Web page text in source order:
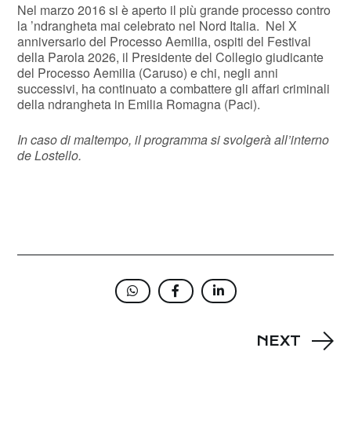
Nel marzo 2016 si è aperto il più grande processo contro
la ’ndrangheta mai celebrato nel Nord Italia. Nel X
anniversario del Processo Aemilia, ospiti del Festival
della Parola 2026, il Presidente del Collegio giudicante
del Processo Aemilia (Caruso) e chi, negli anni
successivi, ha continuato a combattere gli affari criminali
della ndrangheta in Emilia Romagna (Paci).
In caso di maltempo, il programma si svolgerà all’interno
de Lostello.
NEXT